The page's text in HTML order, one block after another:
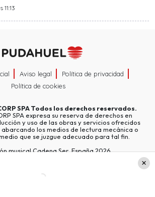
Aviso legal
Política de privacidad
Política de cookies
SPATodos los derechos reservados.
SPA expresa su reserva de derechos en
y uso de las obras y servicios ofrecidos
los medios de lectura mecánica o
que se juzgue adecuado para tal fin.
musical Cadena Ser, España 2026.